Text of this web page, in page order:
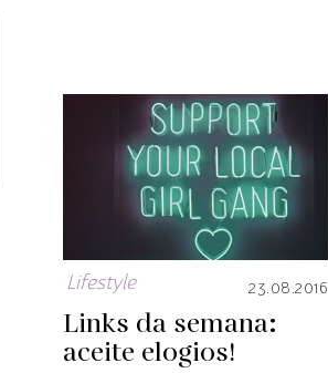
Lifestyle 23.08.2016
Links da semana:
aceite elogios!